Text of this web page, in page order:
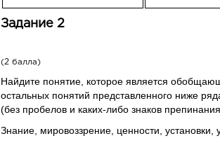
Задание 2
(2 балла)
Найдите понятие, которое является
остальных понятий представленного ниже
(без пробелов и каких-либо знаков
Знание, мировоззрение, ценности,